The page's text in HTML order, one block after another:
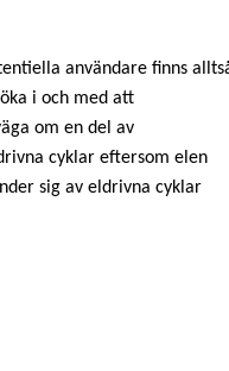
användare finns
i och med att
om en del av
cyklar eftersom elen
sig av eldrivna cyklar